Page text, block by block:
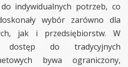
indywidualnych potrzeb, co
wybór zarówno dla
jak i przedsiębiorstw. W
dostęp do tradycyjnych
bywa ograniczony,